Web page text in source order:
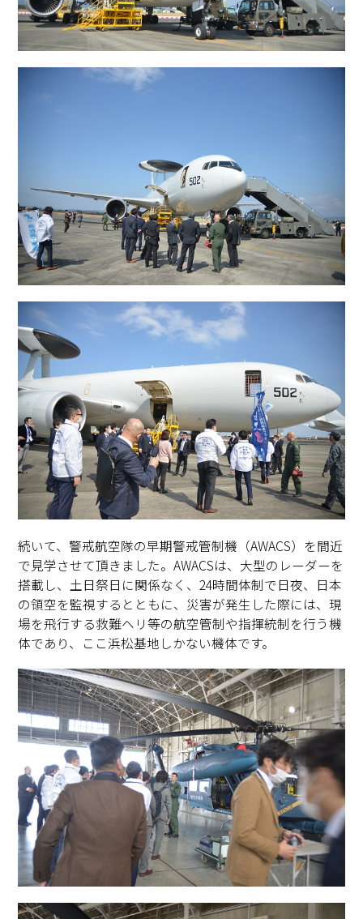
続いて、警戒航空隊の早期警戒管制機（AWACS）を間近
で見学させて頂きました。AWACSは、大型のレーダーを
搭載し、土日祭日に関係なく、24時間体制で日夜、日本
の領空を監視するとともに、災害が発生した際には、現
場を飛行する救難ヘリ等の航空管制や指揮統制を行う機
体であり、ここ浜松基地しかない機体です。